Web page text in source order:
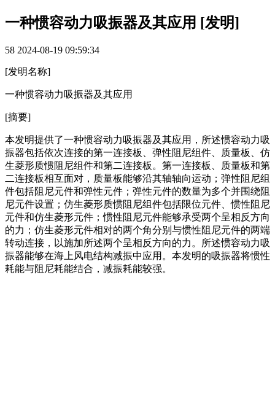
一种惯容动力吸振器及其应用 [发明]
58 2024-08-19 09:59:34
[发明名称]
一种惯容动力吸振器及其应用
[摘要]
本发明提供了一种惯容动力吸振器及其应用，所述惯容动力吸
振器包括依次连接的第一连接板、弹性阻尼组件、质量板、仿
生菱形质惯阻尼组件和第二连接板。第一连接板、质量板和第
二连接板相互面对，质量板能够沿其轴轴向运动；弹性阻尼组
件包括阻尼元件和弹性元件；弹性元件的数量为多个并围绕阻
尼元件设置；仿生菱形质惯阻尼组件包括限位元件、惯性阻尼
元件和仿生菱形元件；惯性阻尼元件能够承受两个呈相反方向
的力；仿生菱形元件相对的两个角分别与惯性阻尼元件的两端
转动连接，以施加所述两个呈相反方向的力。所述惯容动力吸
振器能够在海上风电结构减振中应用。本发明的吸振器将惯性
耗能与阻尼耗能结合，减振耗能较强。